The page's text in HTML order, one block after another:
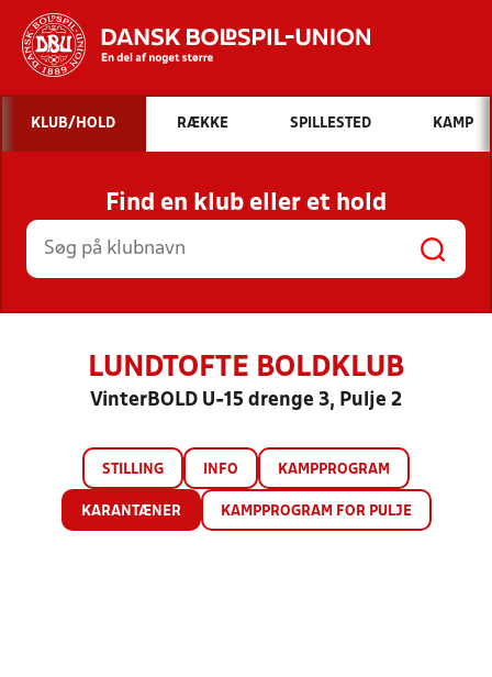
Hvad vil du søge efter?
INDHOLD OG NYHEDER
STILLINGER, RESULTATER, KLUBBER OG
HOLD
KLUB/HOLD RÆKKE SPILLESTED KAMP
Find en klub eller et hold
LUNDTOFTE BOLDKLUB
VinterBOLD U-15 drenge 3, Pulje 2
STILLING INFO KAMPPROGRAM
KARANTÆNER KAMPPROGRAM FOR PULJE